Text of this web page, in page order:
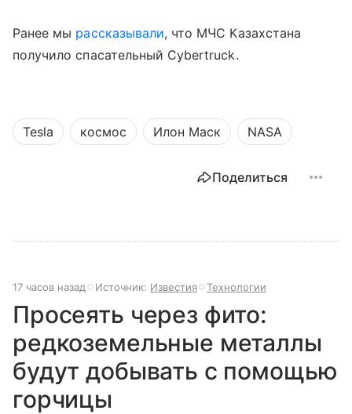
Ранее мы рассказывали, что МЧС Казахстана
получило спасательный Cybertruck.
Tesla космос Илон Маск NASA
Поделиться
17 часов назад Источник: Известия Технологии
Просеять через фито:
редкоземельные металлы
будут добывать с помощью
горчицы